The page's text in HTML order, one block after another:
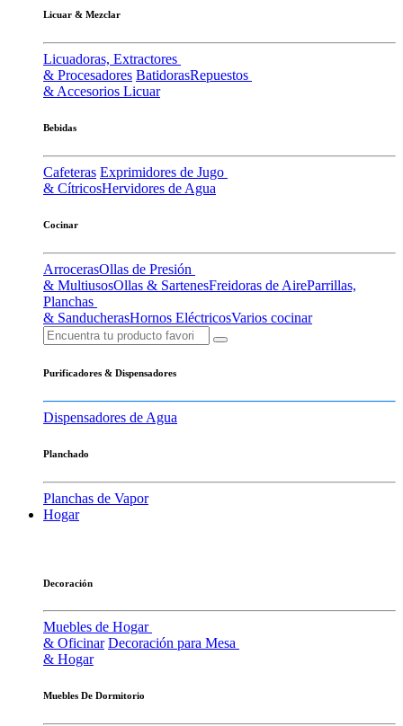
Licuar & Mezclar
Licuadoras, Extractores
& Procesadores BatidorasRepuestos
& Accesorios Licuar
Bebidas
Cafeteras Exprimidores de Jugo
& CítricosHervidores de Agua
Cocinar
ArrocerasOllas de Presión
& MultiusosOllas & SartenesFreidoras de AireParrillas,
Planchas
& SanducherasHornos EléctricosVarios cocinar
Purificadores & Dispensadores
Dispensadores de Agua
Planchado
Planchas de Vapor
Hogar
Decoración
Muebles de Hogar
& Oficinar Decoración para Mesa
& Hogar
Muebles De Dormitorio